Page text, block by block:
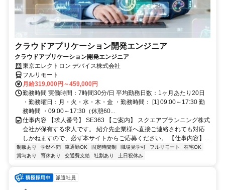
クラウドアプリケーション開発エンジニア
クラウドアプリケーション開発エンジニア
東京エレクトロン デバイス株式会社
フルリモート
月給319,000円～459,000円
勤務時間 実働時間：7時間30分/日 平均勤務日数：1ヶ月あたり20日
・勤務曜日：月・火・水・木・金 ・勤務時間： [1] 09:00～17:30 勤
務時間 ・09:00～17:30（休憩60...
仕事内容 【求人番号】 SE363 【ご案内】 スクエアプランニング株式
会社が保有する求人です。 紹介先企業様へ直接ご連絡されても対応
しかねますので、必ず本サイトからご応募ください。 【仕事内容】...
制服あり 学歴不問 車通勤OK 固定時間制 職場見学可 フルリモート
在宅OK
賞与あり
育休あり 交通費支給 社割あり 土日祝休み
派遣社員